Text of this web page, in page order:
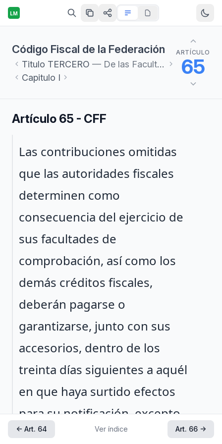
LM
Código Fiscal de la Federación
Titulo TERCERO — De las Facultades de las Autoridades Fiscales
Capitulo I
ARTÍCULO
65
Artículo 65 - CFF
Párrafo 1
Las contribuciones omitidas
que las autoridades fiscales
determinen como
consecuencia del ejercicio de
sus facultades de
comprobación, así como los
demás créditos fiscales,
deberán pagarse o
garantizarse, junto con sus
accesorios, dentro de los
treinta días siguientes a aquél
en que haya surtido efectos
para su notificación, excepto
tratándose de créditos fiscales
← Art. 64 Ver índice Art. 66 →